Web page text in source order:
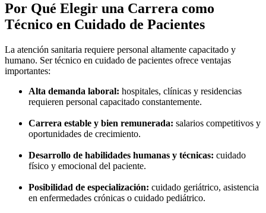
Por Qué Elegir una Carrera como
Técnico en Cuidado de Pacientes
La atención sanitaria requiere personal altamente capacitado y
humano. Ser técnico en cuidado de pacientes ofrece ventajas
importantes:
Alta demanda laboral: hospitales, clínicas y residencias
requieren personal capacitado constantemente.
Carrera estable y bien remunerada: salarios competitivos y
oportunidades de crecimiento.
Desarrollo de habilidades humanas y técnicas: cuidado
físico y emocional del paciente.
Posibilidad de especialización: cuidado geriátrico, asistencia
en enfermedades crónicas o cuidado pediátrico.